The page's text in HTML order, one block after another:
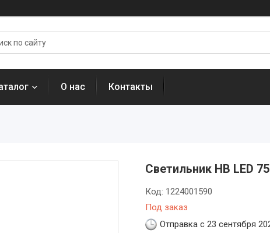
О нас Контакты
Светильник HB LED
Под заказ
Код: 1224001590
Отправка с 23 сентября